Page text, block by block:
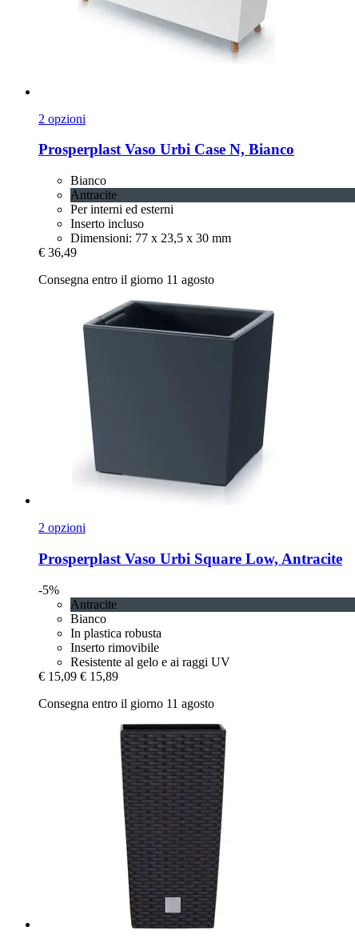
2 opzioni
ProsperplastVaso Urbi Case N, Bianco
Bianco
Antracite
Per interni ed esterni
Inserto incluso
Dimensioni: 77 x 23,5 x 30 mm
€ 36,49
Consegna entro il giorno 11 agosto
2 opzioni
Prosperplast Vaso Urbi Square Low, Antracite
-5%
Antracite
Bianco
In plastica robusta
Inserto rimovibile
Resistente al gelo e ai raggi UV
€ 15,09 € 15,89
Consegna entro il giorno 11 agosto